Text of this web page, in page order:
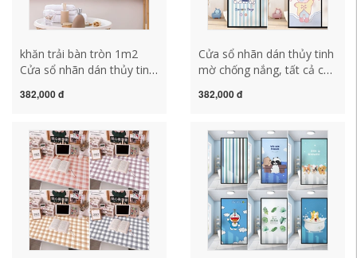
khăn trải bàn tròn 1m2
Cửa sổ nhãn dán thủy tinh
nhỏ Matte Matte Chope -
nắng trong suốt khăn trải
bàn tròn 1m2 khăn trải
bàn vintage
382,000 đ
Cửa sổ nhãn dán thủy tinh
mờ chống nắng, tất cả các
che khăn trải bàn dài khăn
382,000 đ